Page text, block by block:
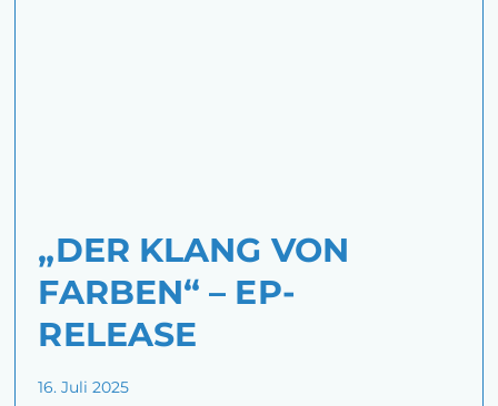
„DER KLANG VON
FARBEN“ – EP-
RELEASE
16. Juli 2025